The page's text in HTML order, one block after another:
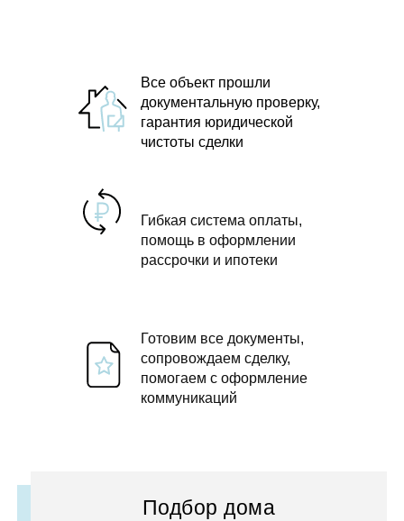
Все объект прошли
документальную проверку,
гарантия юридической
чистоты сделки
Гибкая система оплаты,
помощь в оформлении
рассрочки и ипотеки
Готовим все документы,
сопровождаем сделку,
помогаем с оформление
коммуникаций
Подбор дома